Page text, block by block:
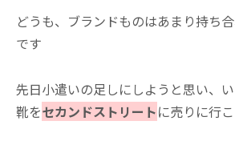
どうも、ブランドものはあまり持ち
です
先日小遣いの足しにしようと思い、
靴をセカンドストリートに売りに行